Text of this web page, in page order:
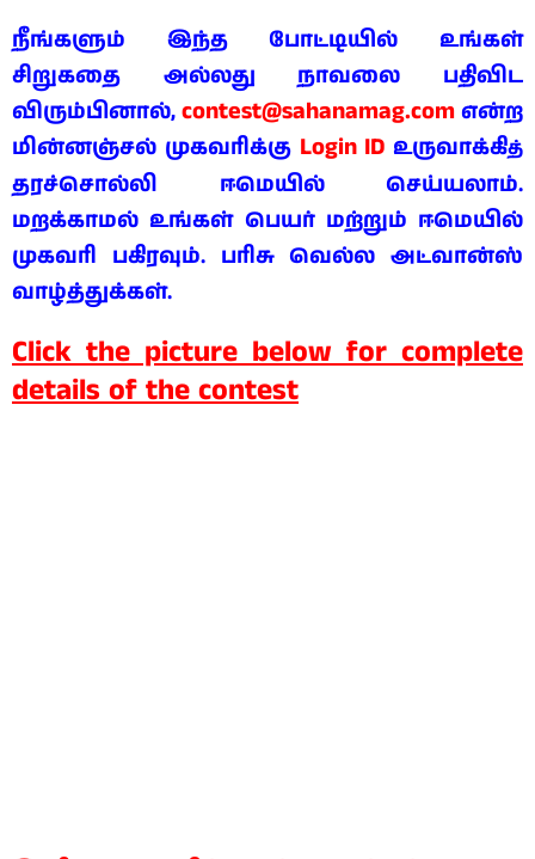
நீங்களும் இந்த போட்டியில் உங்கள்
சிறுகதை அல்லது நாவலை பதிவிட
விரும்பினால்,contest@sahanamag.comஎன்ற
மின்னஞ்சல் முகவரிக்கு Login ID உருவாக்கித்
தரச்சொல்லி ஈமெயில் செய்யலாம்.
மறக்காமல் உங்கள் பெயர் மற்றும் ஈமெயில்
முகவரி பகிரவும். பரிசு வெல்ல அட்வான்ஸ்
வாழ்த்துக்கள்.
Click the picture below for complete
details of the contest